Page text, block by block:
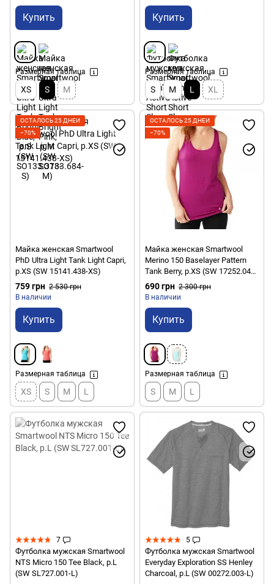
Купить
Размерная таблица
XS S M
Купить
Размерная таблица
S M L XL
ОСТАЛОСЬ 25 ДНЕЙ
−70%
Майка женская Smartwool
PhD Ultra Light Tank Light Capri,
р.XS (SW 15141.438-XS)
759 грн 2 530 грн
В наличии
Купить
Размерная таблица
XS S M L
ОСТАЛОСЬ 25 ДНЕЙ
−70%
Майка женская Smartwool
Merino 150 Baselayer Pattern
Tank Berry, р.XS (SW 17252.044-
XS)
690 грн 2 300 грн
В наличии
Купить
Размерная таблица
S M L
7
Футболка мужская Smartwool
NTS Micro 150 Tee Black, р.L
(SW SL727.001-L)
5
Футболка мужская Smartwool
Everyday Exploration SS Henley
Charcoal, р.L (SW 00272.003-L)